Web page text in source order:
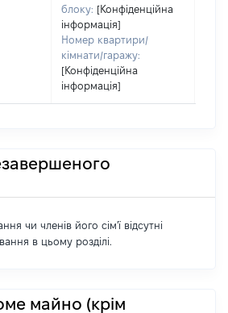
блоку: [Конфіденційна
інформація]
Номер квартири/
кімнати/гаражу:
[Конфіденційна
інформація]
чи членів його сім'ї відсутні
в цьому розділі.
майно (крім